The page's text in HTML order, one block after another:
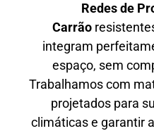
Redes de
Carrão
integram
espaço, sem
Trabalhamos com
projetados para
climáticas e garantir